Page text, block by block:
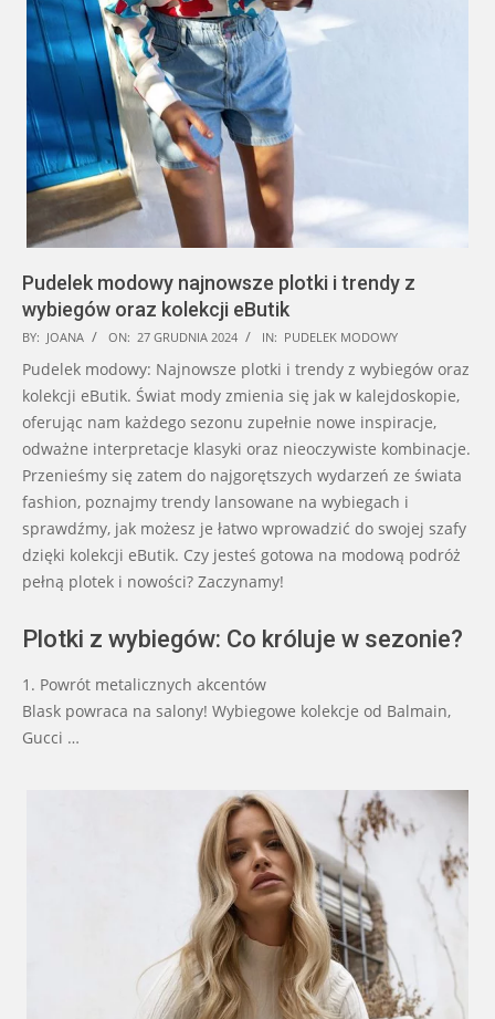
Pudelek modowy najnowsze plotki i trendy z
wybiegów oraz kolekcji eButik
2024-
12-
27
BY: JOANA ON: 27 GRUDNIA 2024 IN: PUDELEK MODOWY
Pudelek modowy: Najnowsze plotki i trendy z wybiegów oraz
kolekcji eButik. Świat mody zmienia się jak w kalejdoskopie,
oferując nam każdego sezonu zupełnie nowe inspiracje,
odważne interpretacje klasyki oraz nieoczywiste kombinacje.
Przenieśmy się zatem do najgorętszych wydarzeń ze świata
fashion, poznajmy trendy lansowane na wybiegach i
sprawdźmy, jak możesz je łatwo wprowadzić do swojej szafy
dzięki kolekcji eButik. Czy jesteś gotowa na modową podróż
pełną plotek i nowości? Zaczynamy!
Plotki z wybiegów: Co króluje w sezonie?
1. Powrót metalicznych akcentów
Blask powraca na salony! Wybiegowe kolekcje od Balmain,
Gucci …